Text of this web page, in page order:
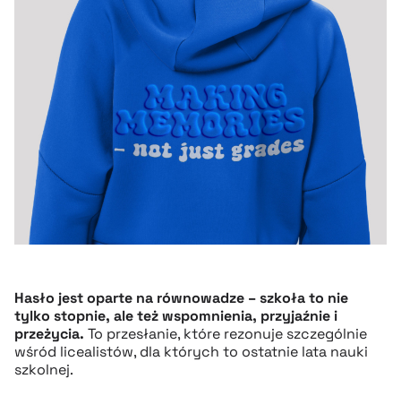
Hasło jest oparte na równowadze – szkoła to nie
tylko stopnie, ale też wspomnienia, przyjaźnie i
przeżycia. To przesłanie, które rezonuje szczególnie
wśród licealistów, dla których to ostatnie lata nauki
szkolnej.